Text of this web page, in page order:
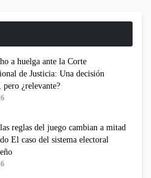
a huelga ante la Corte
de Justicia: Una decisión
pero ¿relevante?
reglas del juego cambian a mitad
El caso del sistema electoral